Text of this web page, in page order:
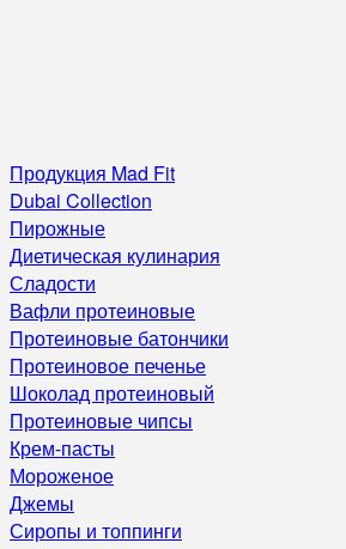
Продукция Mad Fit
Dubai Collection
Пирожные
Диетическая кулинария
Сладости
Вафли протеиновые
Протеиновые батончики
Протеиновое печенье
Шоколад протеиновый
Протеиновые чипсы
Крем-пасты
Мороженое
Джемы
Сиропы и топпинги